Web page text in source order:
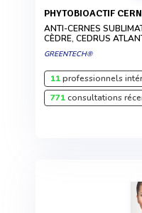
PHYTOBIOACTIF
ANTI-CERNES
CÈDRE, CEDRUS
GREENTECH®
11professionnels
771consultations